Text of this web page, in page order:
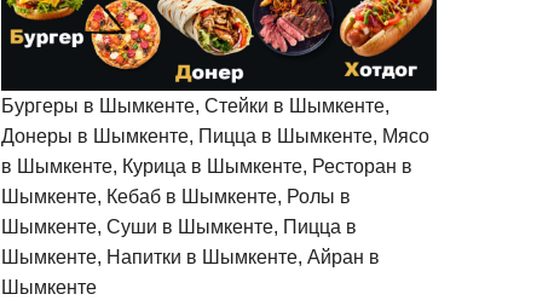
Бургеры в Шымкенте, Стейки в Шымкенте,
Донеры в Шымкенте, Пицца в Шымкенте, Мясо
в Шымкенте, Курица в Шымкенте, Ресторан в
Шымкенте, Кебаб в Шымкенте, Ролы в
Шымкенте, Суши в Шымкенте, Пицца в
Шымкенте, Напитки в Шымкенте, Айран в
Шымкенте